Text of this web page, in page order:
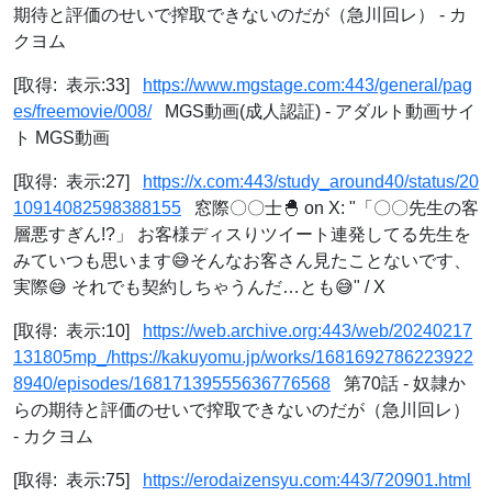
期待と評価のせいで搾取できないのだが（急川回レ） - カ
クヨム
[取得: 表示:33]
https://www.mgstage.com:443/general/pag
es/freemovie/008/MGS動画(成人認証) - アダルト動画サイ
ト MGS動画
[取得: 表示:27]
https://x.com:443/study_around40/status/20
10914082598388155 窓際〇〇士🐣 on X: "「〇〇先生の客
層悪すぎん!?」 お客様ディスりツイート連発してる先生を
みていつも思います😅そんなお客さん見たことないです、
実際😅 それでも契約しちゃうんだ…とも😅" / X
[取得: 表示:10]
https://web.archive.org:443/web/20240217
131805mp_/https://kakuyomu.jp/works/1681692786223922
8940/episodes/16817139555636776568 第70話 - 奴隷か
らの期待と評価のせいで搾取できないのだが（急川回レ）
- カクヨム
[取得: 表示:75]
https://erodaizensyu.com:443/720901.html